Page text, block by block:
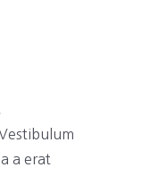
a erat